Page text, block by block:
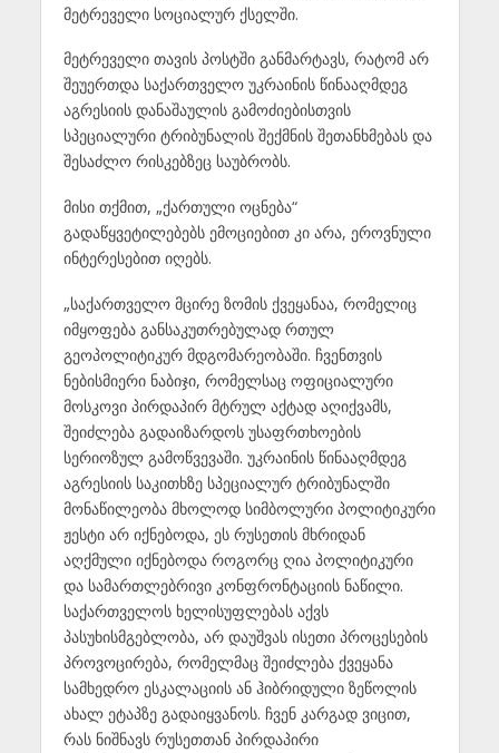
მეტრეველი სოციალურ ქსელში.
მეტრეველი თავის პოსტში განმარტავს, რატომ არ
შეუერთდა საქართველო უკრაინის წინააღმდეგ
აგრესიის დანაშაულის გამოძიებისთვის
სპეციალური ტრიბუნალის შექმნის შეთანხმებას და
შესაძლო რისკებზეც საუბრობს.
მისი თქმით, „ქართული ოცნება“
გადაწყვეტილებებს ემოციებით კი არა, ეროვნული
ინტერესებით იღებს.
„საქართველო მცირე ზომის ქვეყანაა, რომელიც
იმყოფება განსაკუთრებულად რთულ
გეოპოლიტიკურ მდგომარეობაში. ჩვენთვის
ნებისმიერი ნაბიჯი, რომელსაც ოფიციალური
მოსკოვი პირდაპირ მტრულ აქტად აღიქვამს,
შეიძლება გადაიზარდოს უსაფრთხოების
სერიოზულ გამოწვევაში. უკრაინის წინააღმდეგ
აგრესიის საკითხზე სპეციალურ ტრიბუნალში
მონაწილეობა მხოლოდ სიმბოლური პოლიტიკური
ჟესტი არ იქნებოდა, ეს რუსეთის მხრიდან
აღქმული იქნებოდა როგორც ღია პოლიტიკური
და სამართლებრივი კონფრონტაციის ნაწილი.
საქართველოს ხელისუფლებას აქვს
პასუხისმგებლობა, არ დაუშვას ისეთი პროცესების
პროვოცირება, რომელმაც შეიძლება ქვეყანა
სამხედრო ესკალაციის ან ჰიბრიდული ზეწოლის
ახალ ეტაპზე გადაიყვანოს. ჩვენ კარგად ვიცით,
რას ნიშნავს რუსეთთან პირდაპირი